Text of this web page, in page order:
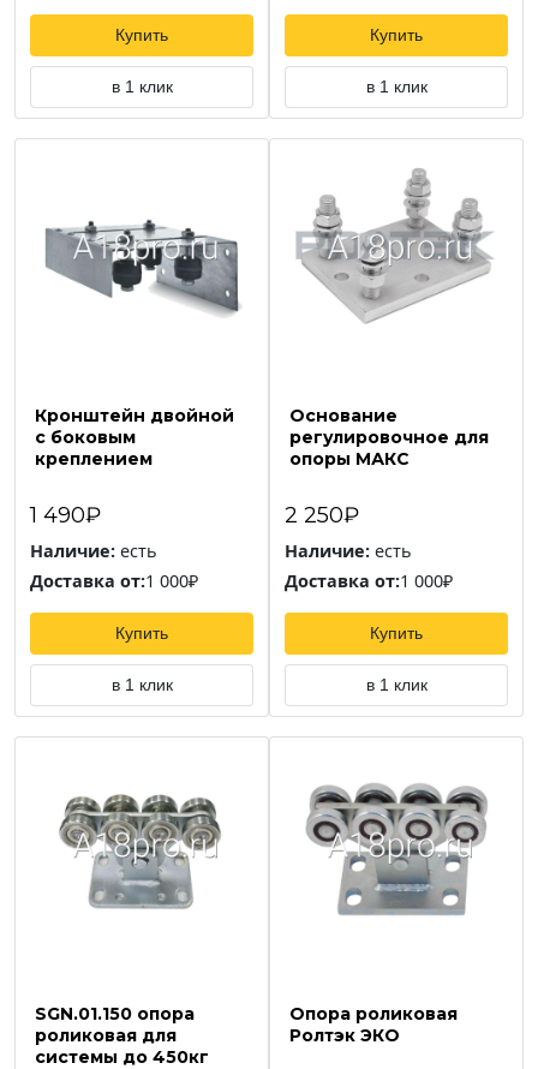
Купить
в 1 клик
Купить
в 1 клик
Кронштейн двойной
с боковым
креплением
1 490₽
Наличие: есть
Доставка от:1 000₽
Купить
в 1 клик
Основание
регулировочное для
опоры МАКС
2 250₽
Наличие: есть
Доставка от:1 000₽
Купить
в 1 клик
SGN.01.150 опора
роликовая для
системы до 450кг
Опора роликовая
Ролтэк ЭКО